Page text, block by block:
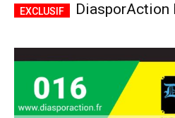
DiasporAction